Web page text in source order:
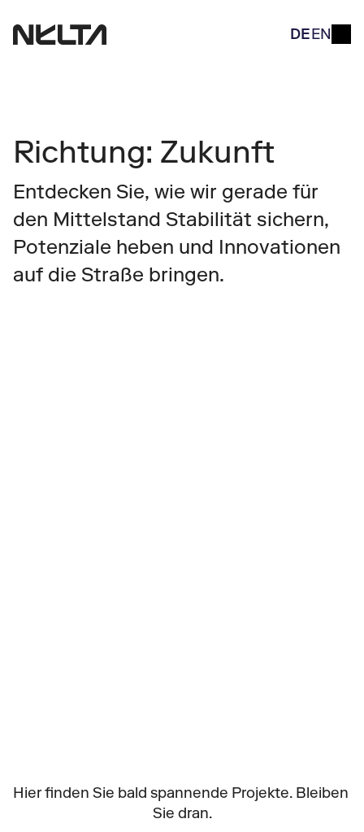
DEEN
Richtung: Zukunft
Entdecken Sie, wie wir gerade für
den Mittelstand Stabilität sichern,
Potenziale heben und Innovationen
auf die Straße bringen.
Hier finden Sie bald spannende Projekte. Bleiben
Sie dran.